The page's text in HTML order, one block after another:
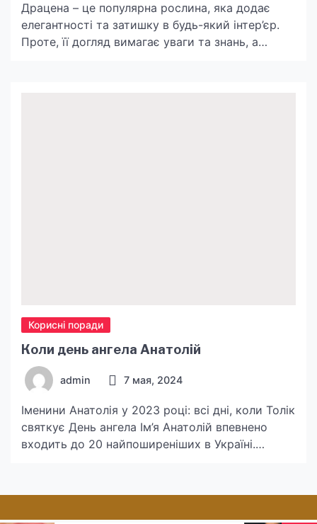
Драцена – це популярна рослина, яка додає
елегантності та затишку в будь-який інтер’єр.
Проте, її догляд вимагає уваги та знань, а
Корисні поради
Коли день ангела Анатолій
admin 7 мая, 2024
Іменини Анатолія у 2023 році: всі дні, коли Толік
святкує День ангела Ім’я Анатолій впевнено
входить до 20 найпоширеніших в Україні.
року. Значення імені Анатолій У цього імені